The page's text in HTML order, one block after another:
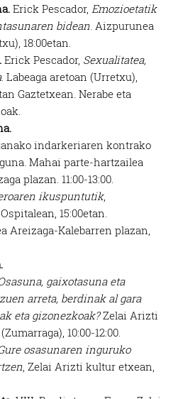
Erick Pescador, Emozioetatik
bidean . Aizpurunea
18:00etan.
Erick Pescador, Sexualitatea,
. Labeaga aretoan (Urretxu),
Gaztetxean. Nerabe eta
indarkeriaren kontrako
Mahai parte-hartzailea
plazan. 11:00-13:00.
ikuspuntutik,
15:00etan.
Areizaga-Kalebarren plazan,
gaixotasuna eta
arreta, berdinak al gara
eta gizonezkoak?Zelai Arizti
10:00-12:00.
osasunaren inguruko
, Zelai Arizti kultur etxean,